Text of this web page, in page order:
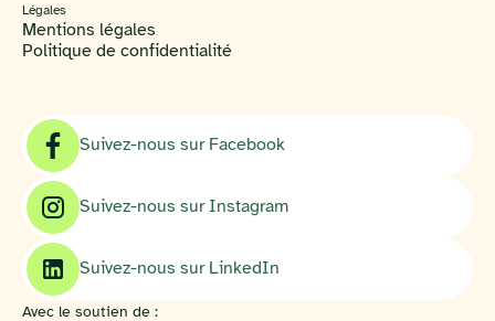
Légales
Mentions légales
Politique de confidentialité
Suivez-nous sur Facebook
Suivez-nous sur Instagram
Suivez-nous sur LinkedIn
Avec le soutien de :